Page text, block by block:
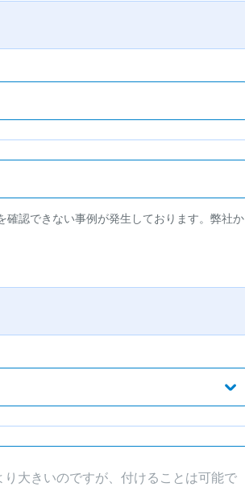
確認できない事例が発生しております。弊社か